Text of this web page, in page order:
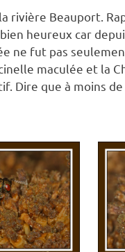
rivière Beauport.
heureux car
ne fut pas
maculée et la
Dire que à moins